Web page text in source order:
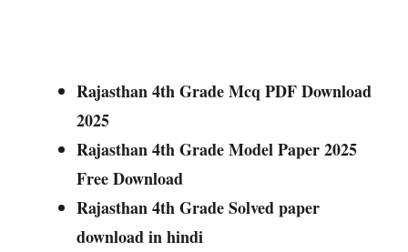
Rajasthan 4th Grade Mcq PDF Download
2025
Rajasthan 4th Grade Model Paper 2025
Free Download
Rajasthan 4th Grade Solved paper
download in hindi